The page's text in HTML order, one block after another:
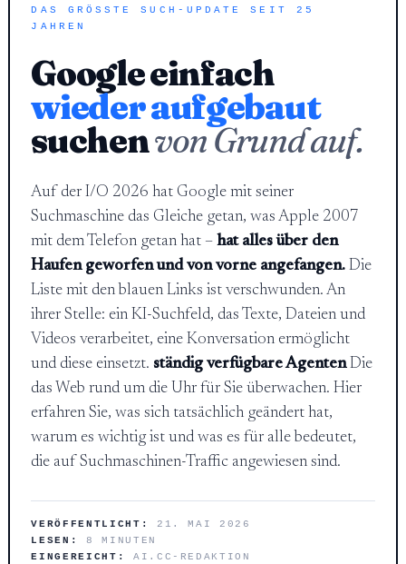
DAS GRÖSSTE SUCH-UPDATE SEIT 25 J
AHREN
Google einfach
wieder aufgebaut
suchenvon Grund auf.
Auf der I/O 2026 hat Google mit seiner
Suchmaschine das Gleiche getan, was Apple 2007
mit dem Telefon getan hat –hat alles über den
Haufen geworfen und von vorne angefangen. Die
Liste mit den blauen Links ist verschwunden. An
ihrer Stelle: ein KI-Suchfeld, das Texte, Dateien und
Videos verarbeitet, eine Konversation ermöglicht
und diese einsetzt.ständig verfügbare AgentenDie
das Web rund um die Uhr für Sie überwachen. Hier
erfahren Sie, was sich tatsächlich geändert hat,
warum es wichtig ist und was es für alle bedeutet,
die auf Suchmaschinen-Traffic angewiesen sind.
VERÖFFENTLICHT:
21. MAI 2026
LESEN:
8 MINUTEN
EINGEREICHT:
AI.CC-REDAKTION